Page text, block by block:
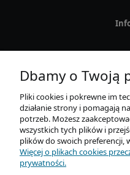
Dbamy o Twoją
Pliki cookies i pokrewne im
działanie strony i pomagają
potrzeb. Możesz
wszystkich tych plików i
plików do swoich preferencji,
Więcej o plikach cookies
prywatności.